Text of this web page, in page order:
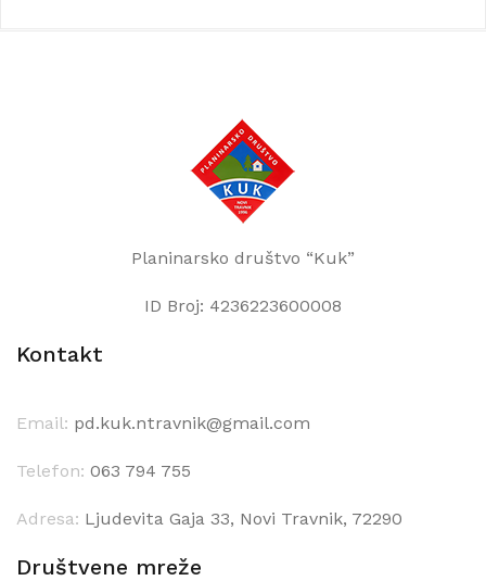
Planinarsko društvo “Kuk”
ID Broj: 4236223600008
Kontakt
Email: pd.kuk.ntravnik@gmail.com
Telefon: 063 794 755
Adresa: Ljudevita Gaja 33, Novi Travnik, 72290
Društvene mreže